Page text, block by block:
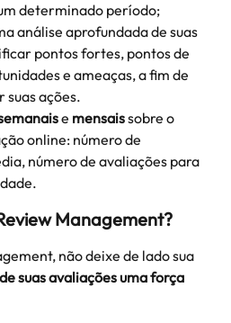
determinado período;
análise aprofundada de suas
pontos fortes, pontos de
e ameaças, a fim de
ações.
e mensais sobre o
online: número de
número de avaliações para
Management?
não deixe de lado sua
suas avaliações uma força